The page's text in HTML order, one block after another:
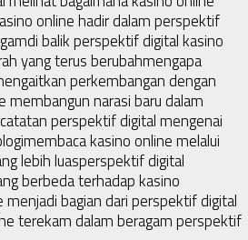
online hadir dalam perspektif
di balik perspektif digital kasino
yang terus berubahmengapa
perkembangan dengan
membangun narasi baru dalam
catatan perspektif digital mengenai
membaca kasino online melalui
lebih luasperspektif digital
berbeda terhadap kasino
bagian dari perspektif digital
terekam dalam beragam perspektif